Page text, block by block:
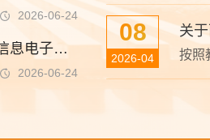
2026-06-24
【教育在线】聚焦人工智能、信息电子与大健康 | 西安明德理工学院三所新学院揭牌成立
2026-06-24
08
2026-04